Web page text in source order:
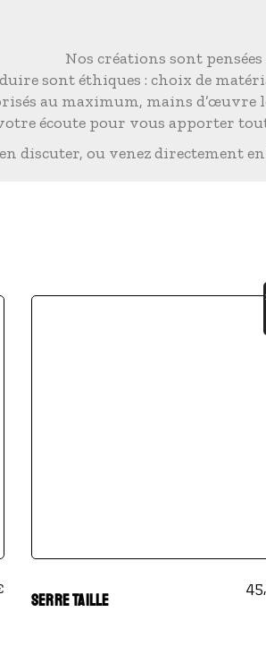
Nos créations sont
sont éthiques : choix de
au maximum, mains d’œuvre
écoute pour vous apporter
discuter, ou venez directement
SERRE TAILLE